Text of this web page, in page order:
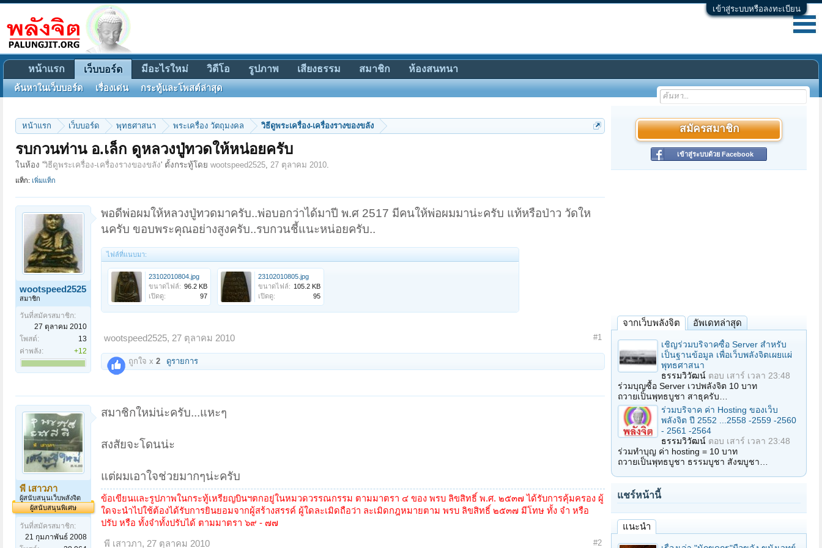
เข้าสู่ระบบหรือลงทะเบียน
หน้าแรก เว็บบอร์ด พุทธศาสนา พระเครื่อง วัตถุมงคล วิธีดูพระเครื่อง-เครื่องรางของขลัง
รบกวนท่าน อ.เล็ก ดูหลวงปู่ทวดให้หน่อยครับ
ในห้อง 'วิธีดูพระเครื่อง-เครื่องรางของขลัง' ตั้งกระทู้โดย wootspeed2525, 27 ตุลาคม 2010.
แท็ก: เพิ่มแท็ก
wootspeed2525
สมาชิก
วันที่สมัครสมาชิก:
27 ตุลาคม 2010
โพสต์:
13
ค่าพลัง:
+12
พอดีพ่อผมให้หลวงปู่ทวดมาครับ..พ่อบอกว่าได้มาปี พ.ศ 2517 มีคนให้พ่อผมมาน่ะครับ แท้หรือป่าว วัดให
นครับ ขอบพระคุณอย่างสูงครับ..รบกวนชี้แนะหน่อยครับ..
ไฟล์ที่แนบมา:
23102010804.jpg
ขนาดไฟล์: 96.2 KB
เปิดดู:
97
23102010805.jpg
ขนาดไฟล์: 105.2 KB
เปิดดู:
95
wootspeed2525, 27 ตุลาคม 2010 #1
ถูกใจ x 2 ดูรายการ
พี เสาวภา
ผู้สนับสนุนเว็บพลังจิต
ผู้สนับสนุนพิเศษ
วันที่สมัครสมาชิก:
21 กุมภาพันธ์ 2008
สมาชิกใหม่น่ะครับ...แหะๆ
สงสัยจะโดนน่ะ
แต่ผมเอาใจช่วยมากๆน่ะครับ
ข้อเขียนและรูปภาพในกระทู้เหรียญบินฯตกอยู่ในหมวดวรรณกรรม ตามมาตรา ๔ ของ พรบ ลิขสิทธิ์ พ.ศ. ๒๕๓๗ ได้รับการคุ้มครอง ผู้
ใดจะนำไปใช้ต้องได้รับการยินยอมจากผู้สร้างสรรค์ ผู้ใดละเมิดถือว่า ละเมิดกฎหมายตาม พรบ ลิขสิทธิ์ ๒๕๓๗ มีโทษ ทั้ง จำ หรือ
ปรับ หรือ ทั้งจำทั้งปรับได้ ตามมาตรา ๖๙ - ๗๗
พี เสาวภา, 27 ตุลาคม 2010 #2
สมัครสมาชิก
เข้าสู่ระบบด้วย Facebook
จากเว็บพลังจิต อัพเดทล่าสุด
เชิญร่วมบริจาคซื้อ Server สำหรับ
เป็นฐานข้อมูล เพื่อเว็บพลังจิตเผยแผ่
พุทธศาสนา
ธรรมวิวัฒน์ ตอบ เสาร์ เวลา 23:48
ร่วมบุญซื้อ Server เวปพลังจิต 10 บาท
ถวายเป็นพุทธบูชา สาธุครับ…
ร่วมบริจาค ค่า Hosting ของเว็บ
พลังจิต ปี 2552 ...2558 -2559 -2560
- 2561 -2564
ธรรมวิวัฒน์ ตอบ เสาร์ เวลา 23:48
ร่วมทำบุญ ค่า hosting = 10 บาท
ถวายเป็นพุทธบูชา ธรรมบูชา สังฆบูชา…
แชร์หน้านี้
แนะนำ
หน้าแรก เว็บบอร์ด
ค้นหาในเว็บบอร์ด เรื่องเด่น กระทู้และโพสต์ล่าสุด
มีอะไรใหม่ วิดีโอ รูปภาพ เสียงธรรม สมาชิก ห้องสนทนา